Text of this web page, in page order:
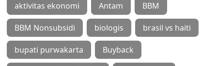
aktivitas ekonomi Antam BBM
BBM Nonsubsidi biologis brasil vs haiti
bupati purwakarta Buyback